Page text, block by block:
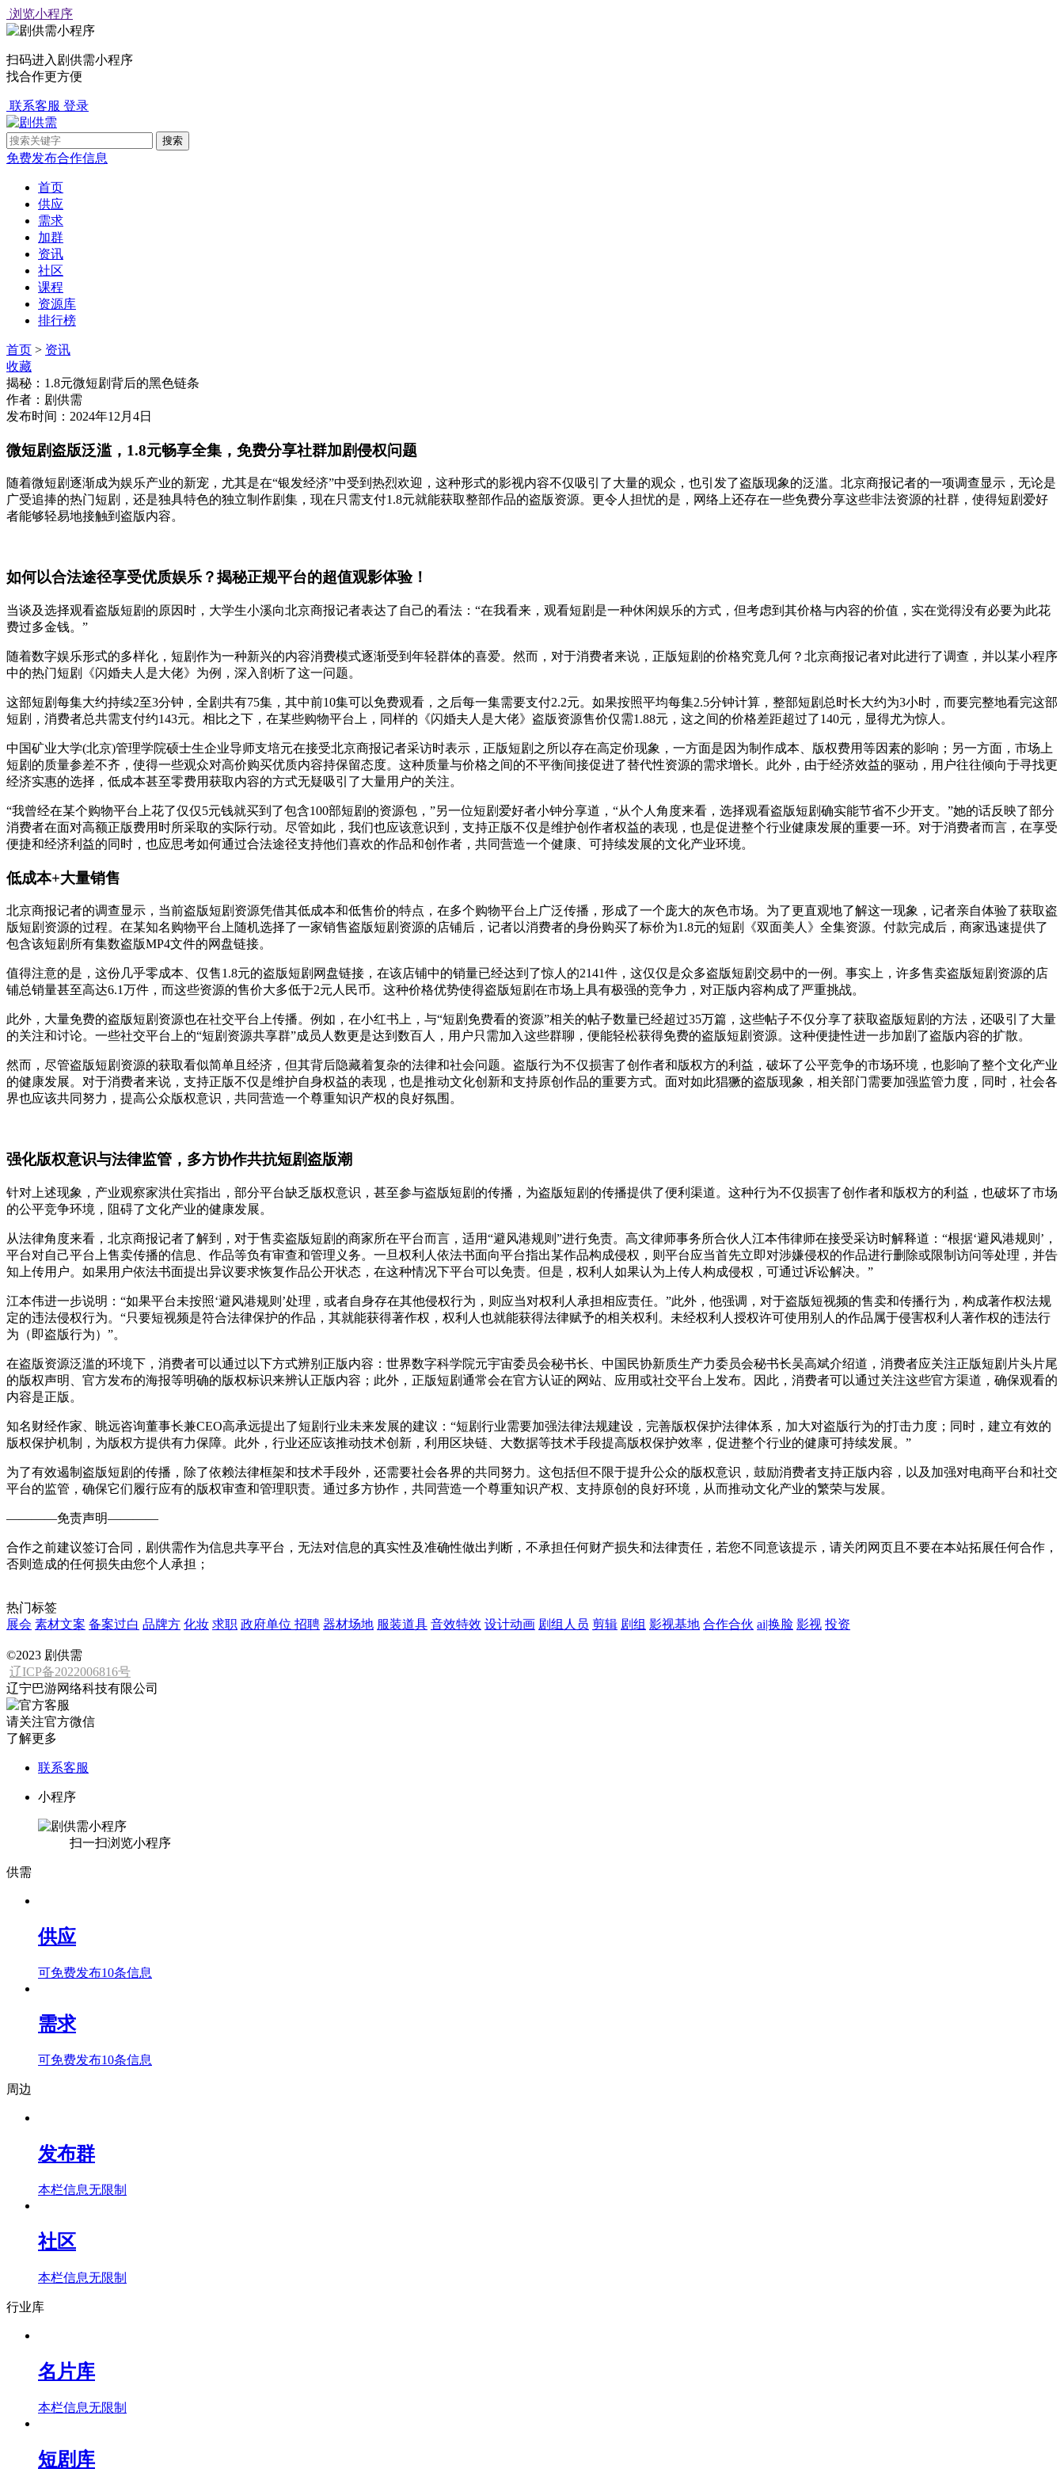
浏览小程序
扫码进入剧供需小程序
找合作更方便
联系客服 登录
免费发布合作信息
首页
供应
需求
加群
资讯
社区
课程
资源库
排行榜
首页 > 资讯
收藏
揭秘：1.8元微短剧背后的黑色链条
作者： 剧供需
发布时间： 2024年12月4日
微短剧盗版泛滥， 1.8元畅享全集，免费分享社群加剧侵权问题
随着微短剧逐渐成为娱乐产业的新宠，尤其是在“银发经济”中受到热烈欢迎，这种形式的影视内容不仅吸引了大量的观众，也引发了盗版现象的泛滥。北京商报记者的一项调查显示，无论是
广受追捧的热门短剧，还是独具特色的独立制作剧集，现在只需支付1.8元就能获取整部作品的盗版资源。更令人担忧的是，网络上还存在一些免费分享这些非法资源的社群，使得短剧爱好
者能够轻易地接触到盗版内容。
如何以合法途径享受优质娱乐？揭秘正规平台的超值观影体验！
当谈及选择观看盗版短剧的原因时，大学生小溪向北京商报记者表达了自己的看法： “在我看来，观看短剧是一种休闲娱乐的方式，但考虑到其价格与内容的价值，实在觉得没有必要为此花
费过多金钱。”
随着数字娱乐形式的多样化，短剧作为一种新兴的内容消费模式逐渐受到年轻群体的喜爱。然而，对于消费者来说，正版短剧的价格究竟几何？北京商报记者对此进行了调查，并以某小程序
中的热门短剧《闪婚夫人是大佬》为例，深入剖析了这一问题。
这部短剧每集大约持续2至3分钟，全剧共有75集，其中前10集可以免费观看，之后每一集需要支付2.2元。如果按照平均每集2.5分钟计算，整部短剧总时长大约为3小时，而要完整地看完这部
短剧，消费者总共需支付约143元。相比之下，在某些购物平台上，同样的《闪婚夫人是大佬》盗版资源售价仅需1.88元，这之间的价格差距超过了140元，显得尤为惊人。
中国矿业大学(北京)管理学院硕士生企业导师支培元在接受北京商报记者采访时表示，正版短剧之所以存在高定价现象，一方面是因为制作成本、版权费用等因素的影响；另一方面，市场上
短剧的质量参差不齐，使得一些观众对高价购买优质内容持保留态度。这种质量与价格之间的不平衡间接促进了替代性资源的需求增长。此外，由于经济效益的驱动，用户往往倾向于寻找更
经济实惠的选择，低成本甚至零费用获取内容的方式无疑吸引了大量用户的关注。
“我曾经在某个购物平台上花了仅仅5元钱就买到了包含100部短剧的资源包，”另一位短剧爱好者小钟分享道，“从个人角度来看，选择观看盗版短剧确实能节省不少开支。”她的话反映了部分
消费者在面对高额正版费用时所采取的实际行动。尽管如此，我们也应该意识到，支持正版不仅是维护创作者权益的表现，也是促进整个行业健康发展的重要一环。对于消费者而言，在享受
便捷和经济利益的同时，也应思考如何通过合法途径支持他们喜欢的作品和创作者，共同营造一个健康、可持续发展的文化产业环境。
低成本+大量销售
北京商报记者的调查显示，当前盗版短剧资源凭借其低成本和低售价的特点，在多个购物平台上广泛传播，形成了一个庞大的灰色市场。为了更直观地了解这一现象，记者亲自体验了获取盗
版短剧资源的过程。在某知名购物平台上随机选择了一家销售盗版短剧资源的店铺后，记者以消费者的身份购买了标价为1.8元的短剧《双面美人》全集资源。付款完成后，商家迅速提供了
包含该短剧所有集数盗版MP4文件的网盘链接。
值得注意的是，这份几乎零成本、仅售1.8元的盗版短剧网盘链接，在该店铺中的销量已经达到了惊人的2141件，这仅仅是众多盗版短剧交易中的一例。事实上，许多售卖盗版短剧资源的店
铺总销量甚至高达6.1万件，而这些资源的售价大多低于2元人民币。这种价格优势使得盗版短剧在市场上具有极强的竞争力，对正版内容构成了严重挑战。
此外，大量免费的盗版短剧资源也在社交平台上传播。例如，在小红书上，与“短剧免费看的资源”相关的帖子数量已经超过35万篇，这些帖子不仅分享了获取盗版短剧的方法，还吸引了大量
的关注和讨论。一些社交平台上的“短剧资源共享群”成员人数更是达到数百人，用户只需加入这些群聊，便能轻松获得免费的盗版短剧资源。这种便捷性进一步加剧了盗版内容的扩散。
然而，尽管盗版短剧资源的获取看似简单且经济，但其背后隐藏着复杂的法律和社会问题。盗版行为不仅损害了创作者和版权方的利益，破坏了公平竞争的市场环境，也影响了整个文化产业
的健康发展。对于消费者来说，支持正版不仅是维护自身权益的表现，也是推动文化创新和支持原创作品的重要方式。面对如此猖獗的盗版现象，相关部门需要加强监管力度，同时，社会各
界也应该共同努力，提高公众版权意识，共同营造一个尊重知识产权的良好氛围。
强化版权意识与法律监管，多方协作共抗短剧盗版潮
针对上述现象，产业观察家洪仕宾指出，部分平台缺乏版权意识，甚至参与盗版短剧的传播，为盗版短剧的传播提供了便利渠道。这种行为不仅损害了创作者和版权方的利益，也破坏了市场
的公平竞争环境，阻碍了文化产业的健康发展。
从法律角度来看，北京商报记者了解到，对于售卖盗版短剧的商家所在平台而言，适用“避风港规则”进行免责。高文律师事务所合伙人江本伟律师在接受采访时解释道：“根据‘避风港规则’，
平台对自己平台上售卖传播的信息、作品等负有审查和管理义务。一旦权利人依法书面向平台指出某作品构成侵权，则平台应当首先立即对涉嫌侵权的作品进行删除或限制访问等处理，并告
知上传用户。如果用户依法书面提出异议要求恢复作品公开状态，在这种情况下平台可以免责。但是，权利人如果认为上传人构成侵权，可通过诉讼解决。”
江本伟进一步说明： “如果平台未按照‘避风港规则’处理，或者自身存在其他侵权行为，则应当对权利人承担相应责任。”此外，他强调，对于盗版短视频的售卖和传播行为，构成著作权法规
定的违法侵权行为。“只要短视频是符合法律保护的作品，其就能获得著作权，权利人也就能获得法律赋予的相关权利。未经权利人授权许可使用别人的作品属于侵害权利人著作权的违法行
为（即盗版行为）”。
在盗版资源泛滥的环境下，消费者可以通过以下方式辨别正版内容：世界数字科学院元宇宙委员会秘书长、中国民协新质生产力委员会秘书长吴高斌介绍道，消费者应关注正版短剧片头片尾
的版权声明、官方发布的海报等明确的版权标识来辨认正版内容；此外，正版短剧通常会在官方认证的网站、应用或社交平台上发布。因此，消费者可以通过关注这些官方渠道，确保观看的
内容是正版。
知名财经作家、眺远咨询董事长兼CEO高承远提出了短剧行业未来发展的建议：“短剧行业需要加强法律法规建设，完善版权保护法律体系，加大对盗版行为的打击力度；同时，建立有效的
版权保护机制，为版权方提供有力保障。此外，行业还应该推动技术创新，利用区块链、大数据等技术手段提高版权保护效率，促进整个行业的健康可持续发展。”
为了有效遏制盗版短剧的传播，除了依赖法律框架和技术手段外，还需要社会各界的共同努力。这包括但不限于提升公众的版权意识，鼓励消费者支持正版内容，以及加强对电商平台和社交
平台的监管，确保它们履行应有的版权审查和管理职责。通过多方协作，共同营造一个尊重知识产权、支持原创的良好环境，从而推动文化产业的繁荣与发展。
————免责声明————
合作之前建议签订合同，剧供需作为信息共享平台，无法对信息的真实性及准确性做出判断，不承担任何财产损失和法律责任，若您不同意该提示，请关闭网页且不要在本站拓展任何合作，
否则造成的任何损失由您个人承担；
热门标签
展会 素材文案 备案过白 品牌方 化妆 求职 政府单位 招聘 器材场地 服装道具 音效特效 设计动画 剧组人员 剪辑 剧组 影视基地 合作合伙 ai|换脸 影视 投资
©2023 剧供需
辽ICP备2022006816号
辽宁巴游网络科技有限公司
请关注官方微信
了解更多
联系客服
小程序
扫一扫浏览小程序
供需
供应
可免费发布10条信息
需求
可免费发布10条信息
周边
发布群
本栏信息无限制
社区
本栏信息无限制
行业库
名片库
本栏信息无限制
短剧库